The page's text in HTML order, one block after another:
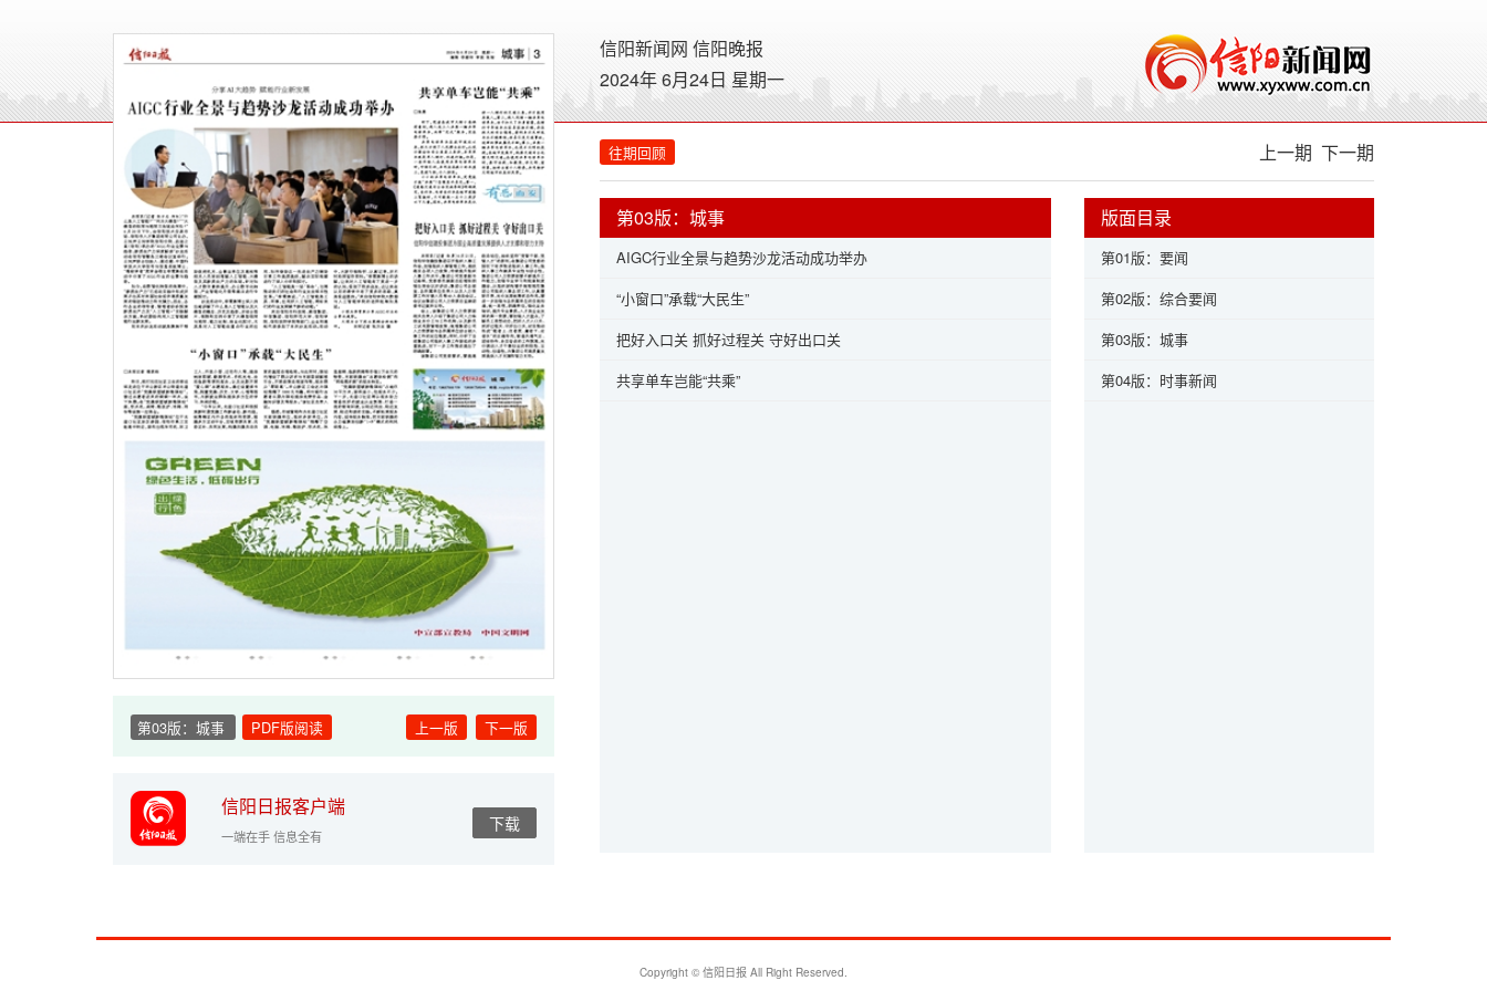
第03版：城事 PDF版阅读 上一版 下一版
信阳日报客户端
一端在手 信息全有
下载
信阳新闻网 信阳晚报
2024年 6月24日 星期一
往期回顾 上一期 下一期
版面目录
第01版：要闻
第02版：综合要闻
第03版：城事
第04版：时事新闻
第03版：城事
AIGC行业全景与趋势沙龙活动成功举办
“小窗口”承载“大民生”
把好入口关 抓好过程关 守好出口关
共享单车岂能“共乘”
Copyright © 信阳日报 All Right Reserved.